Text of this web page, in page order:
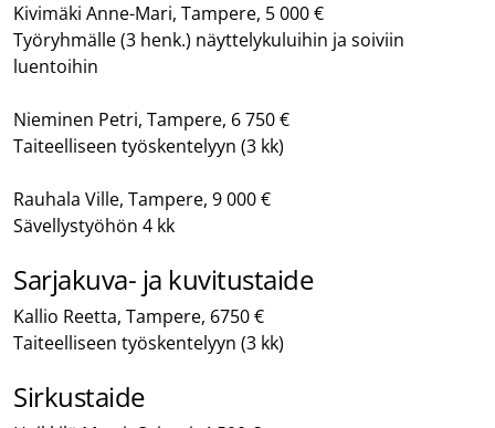
Kivimäki Anne-Mari, Tampere, 5 000 €
Työryhmälle (3 henk.) näyttelykuluihin ja soiviin
luentoihin
Nieminen Petri, Tampere, 6 750 €
Taiteelliseen työskentelyyn (3 kk)
Rauhala Ville, Tampere, 9 000 €
Sävellystyöhön 4 kk
Sarjakuva- ja kuvitustaide
Kallio Reetta, Tampere, 6750 €
Taiteelliseen työskentelyyn (3 kk)
Sirkustaide